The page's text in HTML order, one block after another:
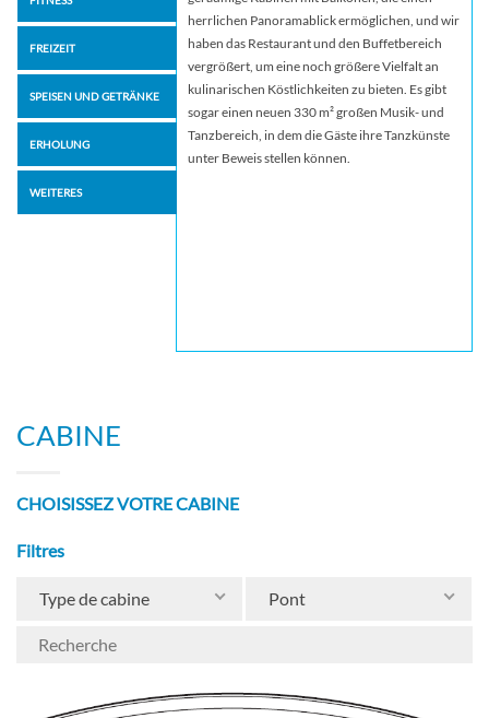
FREIZEIT
SPEISEN UND GETRÄNKE
ERHOLUNG
WEITERES
herrlichen Panoramablick ermöglichen, und wir
haben das Restaurant und den Buffetbereich
vergrößert, um eine noch größere Vielfalt an
kulinarischen Köstlichkeiten zu bieten. Es gibt
sogar einen neuen 330 m² großen Musik- und
Tanzbereich, in dem die Gäste ihre Tanzkünste
unter Beweis stellen können.
CABINE
CHOISISSEZ VOTRE CABINE
Filtres
Type de cabine Pont